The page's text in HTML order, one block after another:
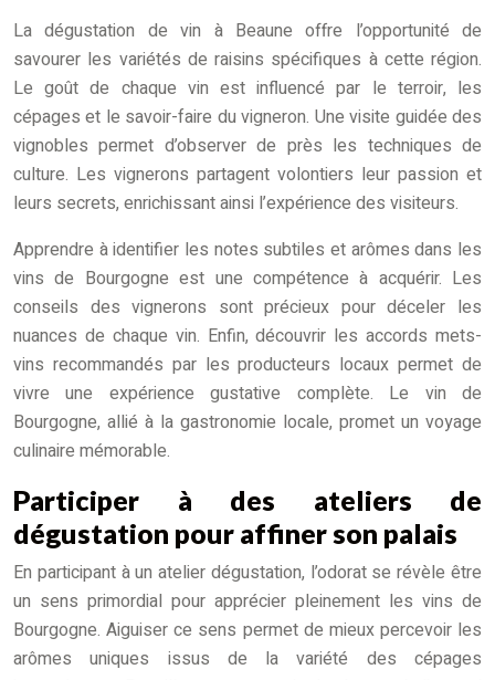
La dégustation de vin à Beaune offre l’opportunité de
savourer les variétés de raisins spécifiques à cette région.
Le goût de chaque vin est influencé par le terroir, les
cépages et le savoir-faire du vigneron. Une visite guidée des
vignobles permet d’observer de près les techniques de
culture. Les vignerons partagent volontiers leur passion et
leurs secrets, enrichissant ainsi l’expérience des visiteurs.
Apprendre à identifier les notes subtiles et arômes dans les
vins de Bourgogne est une compétence à acquérir. Les
conseils des vignerons sont précieux pour déceler les
nuances de chaque vin. Enfin, découvrir les accords mets-
vins recommandés par les producteurs locaux permet de
vivre une expérience gustative complète. Le vin de
Bourgogne, allié à la gastronomie locale, promet un voyage
culinaire mémorable.
Participer à des ateliers de
dégustation pour affiner son palais
En participant à un atelier dégustation, l’odorat se révèle être
un sens primordial pour apprécier pleinement les vins de
Bourgogne. Aiguiser ce sens permet de mieux percevoir les
arômes uniques issus de la variété des cépages